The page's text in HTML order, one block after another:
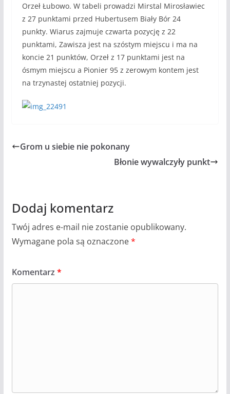
Orzeł Łubowo. W tabeli prowadzi Mirstal Mirosławiec
z 27 punktami przed Hubertusem Biały Bór 24
punkty. Wiarus zajmuje czwarta pozycję z 22
punktami, Zawisza jest na szóstym miejscu i ma na
koncie 21 punktów, Orzeł z 17 punktami jest na
ósmym miejscu a Pionier 95 z zerowym kontem jest
na trzynastej ostatniej pozycji.
Grom u siebie nie pokonany
Błonie wywalczyły punkt
Dodaj komentarz
Twój adres e-mail nie zostanie opublikowany.
Wymagane pola są oznaczone*
Komentarz *